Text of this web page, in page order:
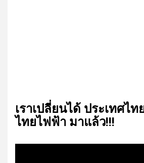
เรา​เปลี่ยน​ได้​ ประเทศ​ไท
ไทย​ไฟฟ้า​ มาแล้ว!!!